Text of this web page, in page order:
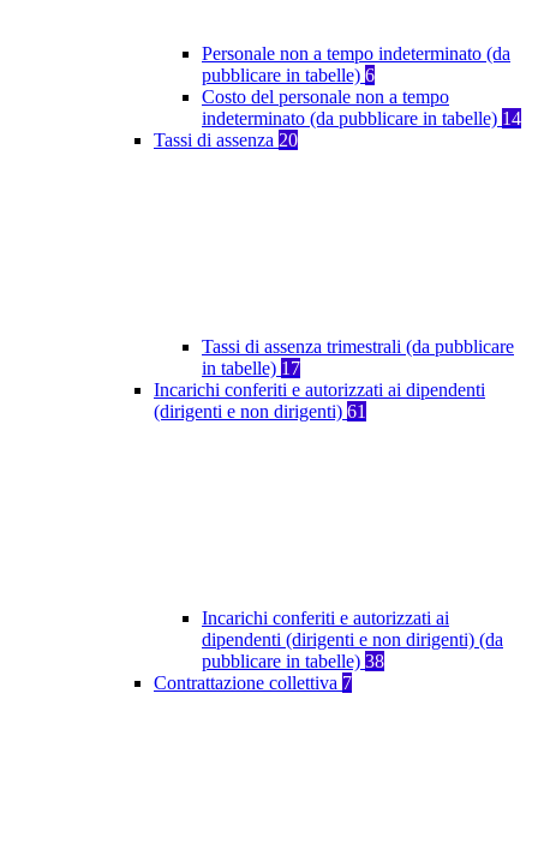
Personale non a tempo indeterminato (da
pubblicare in tabelle) 6
Costo del personale non a tempo
indeterminato (da pubblicare in tabelle) 14
Tassi di assenza 20
Tassi di assenza trimestrali (da pubblicare
in tabelle) 17
Incarichi conferiti e autorizzati ai dipendenti
(dirigenti e non dirigenti) 61
Incarichi conferiti e autorizzati ai
dipendenti (dirigenti e non dirigenti) (da
pubblicare in tabelle) 38
Contrattazione collettiva 7